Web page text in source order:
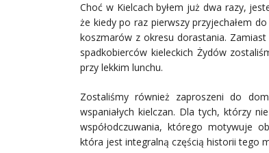
Choć w Kielcach byłem już dwa razy,
że kiedy po raz pierwszy przyjechałem
koszmarów z okresu dorastania.
spadkobierców kieleckich Żydów
przy lekkim lunchu.
Zostaliśmy również zaproszeni do
wspaniałych kielczan. Dla tych, którzy
współodczuwania, którego motywuje
która jest integralną częścią historii tego